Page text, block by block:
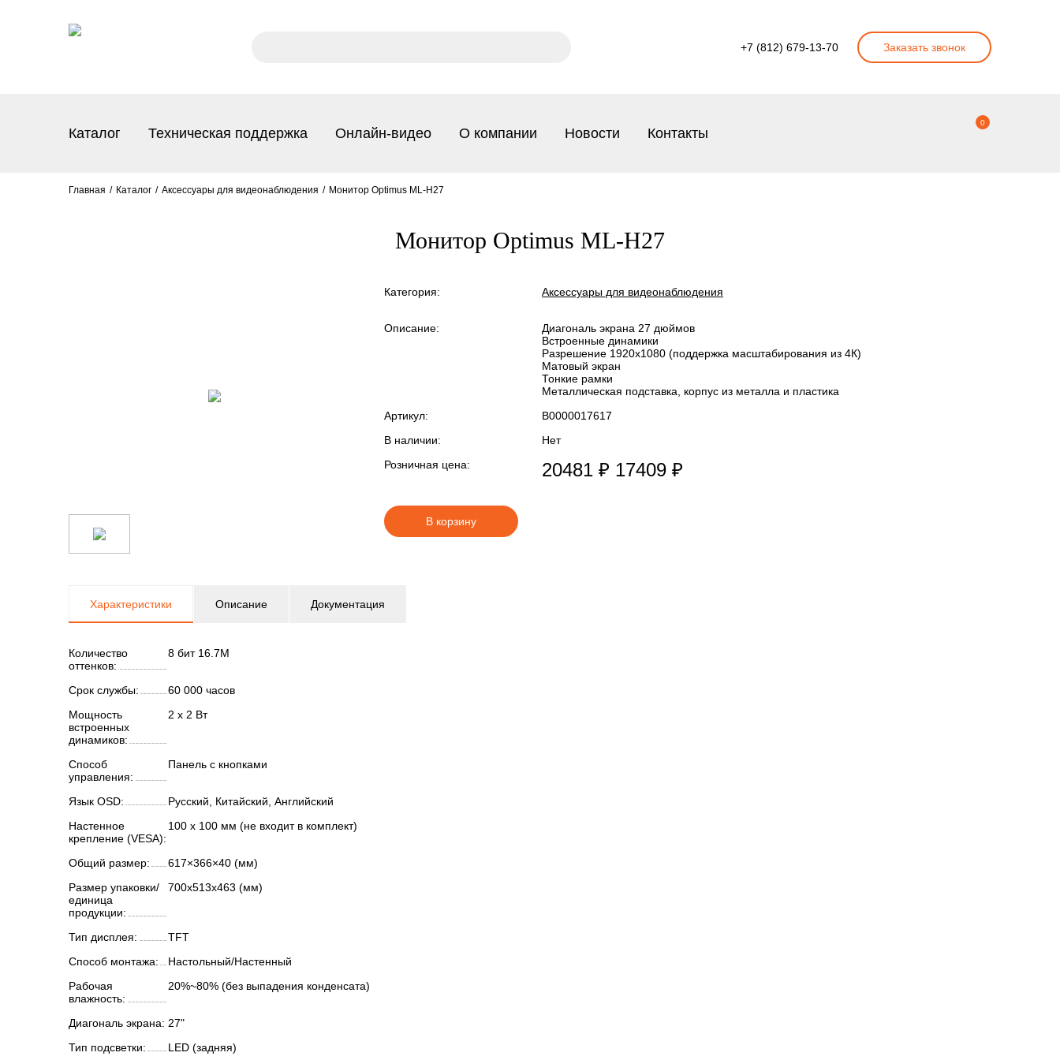
+7 (812) 679-13-70 Заказать звонок
Каталог Техническая поддержка Онлайн-видео О компании Новости Контакты
0
Главная Каталог Аксессуары для видеонаблюдения Монитор Optimus ML-H27
Монитор Optimus ML-H27
Категория: Аксессуары для видеонаблюдения
Описание:
Диагональ экрана 27 дюймов
Встроенные динамики
Разрешение 1920x1080 (поддержка масштабирования из 4К)
Матовый экран
Тонкие рамки
Металлическая подставка, корпус из металла и пластика
Артикул:
В0000017617
В наличии:
Нет
Розничная цена:
20481 ₽ 17409 ₽
В корзину
Характеристики Описание Документация
Количество
оттенков:
8 бит 16.7М
Срок службы:
60 000 часов
Мощность
встроенных
динамиков:
2 х 2 Вт
Способ
управления:
Панель с кнопками
Язык OSD:
Русский, Китайский, Английский
Настенное
крепление (VESA):
100 x 100 мм (не входит в комплект)
Общий размер:
617×366×40 (мм)
Размер упаковки/
единица
продукции:
700х513х463 (мм)
Тип дисплея:
TFT
Способ монтажа:
Настольный/Настенный
Рабочая
влажность:
20%~80% (без выпадения конденсата)
Диагональ экрана: 27"
Тип подсветки:
LED (задняя)